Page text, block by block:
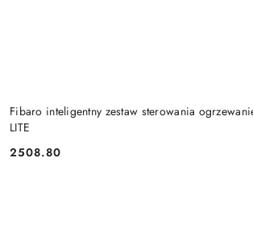
Fibaro inteligentny zestaw sterowania
LITE
Cena:
2508.80